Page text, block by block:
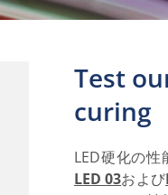
Test
curing
LED硬化の
LED 03および